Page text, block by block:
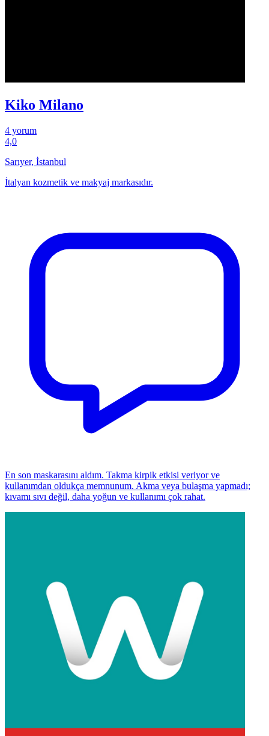
Kiko Milano
4 yorum
4,0
Sarıyer, İstanbul
İtalyan kozmetik ve makyaj markasıdır.
En son maskarasını aldım. Takma kirpik etkisi veriyor ve
kullanımdan oldukça memnunum. Akma veya bulaşma yapmadı;
kıvamı sıvı değil, daha yoğun ve kullanımı çok rahat.